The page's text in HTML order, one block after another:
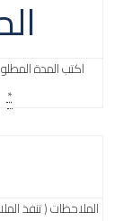
اكتب المدة
*
الملاحظات ( تنفذ